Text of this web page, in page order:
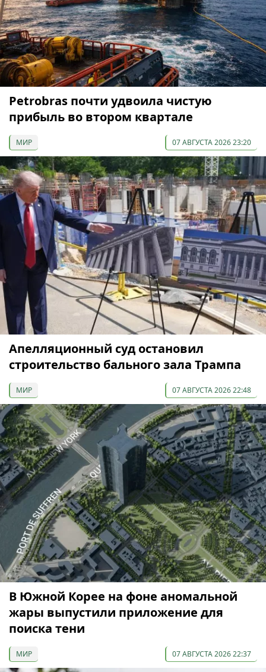
Petrobras почти удвоила чистую
прибыль во втором квартале
МИР 07 АВГУСТА 2026 23:20
Апелляционный суд остановил
строительство бального зала Трампа
МИР 07 АВГУСТА 2026 22:48
В Южной Корее на фоне аномальной
жары выпустили приложение для
поиска тени
МИР 07 АВГУСТА 2026 22:37